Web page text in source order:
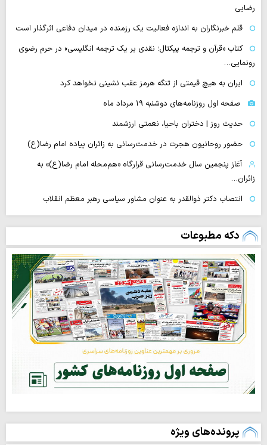
رضایی
قلم خبرنگاران به اندازه فعالیت یک رزمنده در میدان دفاعی اثرگذار است
کتاب «قرآن و ترجمه پیکتال؛ نقدی بر یک ترجمه انگلیسی» در حرم رضوی
رونمایی…
ایران به هیچ قیمتی از تنگه هرمز عقب نشینی نخواهد کرد
صفحه اول روزنامه‌های دوشنبه ۱۹ مرداد ماه
حدیث روز | دختران باحیا، نعمتی ارزشمند
حضور روحانیون هجرت در خدمت‌رسانی به زائران پیاده امام رضا(ع)
آغاز پنجمین سال خدمت‌رسانی قرارگاه «هم‌محله امام رضا(ع)» به
زائران…
انتصاب دکتر ذوالقدر به عنوان مشاور سیاسی رهبر معظم انقلاب
دکه مطبوعات
پرونده‌های ویژه